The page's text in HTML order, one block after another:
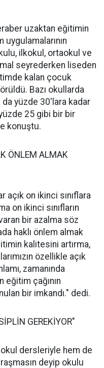
uzaktan eğitimin
ilkokul, ortaokul ve
seyrederken liseden
kalan çocuk
Bazı okullarda
da yüzde 30'lara kadar
25 gibi bir bir
konuştu.
ÖNLEM ALMAK
açık on ikinci sınıflara
on ikinci sınıfların
bir azalma söz
haklı önlem almak
kalitesini artırma,
özellikle açık
zamanında
çağının
bir imkandı." dedi.
GEREKİYOR"
dersleriyle hem de
deyip okulu